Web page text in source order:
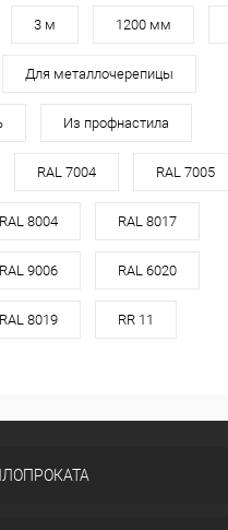
3 м 1200 мм
Для металлочерепицы
Из профнастила
RAL 7004 RAL 7005
RAL 8004 RAL 8017
RAL 9006 RAL 6020
RAL 8019 RR 11